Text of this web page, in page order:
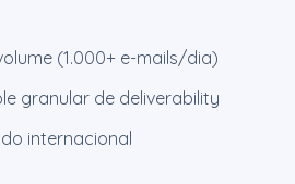
(1.000+ e-mails/dia)
granular de deliverability
internacional